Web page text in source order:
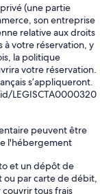
(une partie
son entreprise
relative aux droits
à votre réservation, y
la politique
votre réservation.
s’appliqueront.
LEGISCTA0000320
peuvent être
l'hébergement
et un dépôt de
ou par carte de débit,
tous frais